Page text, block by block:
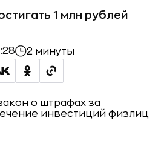
1 млн рублей
2 минуты